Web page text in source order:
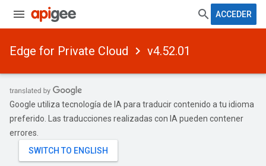
ACCEDER
Edge for Private Cloud v4.52.01
Google utiliza tecnología de IA para traducir contenido a tu idioma
preferido. Las traducciones realizadas con IA pueden contener
errores.